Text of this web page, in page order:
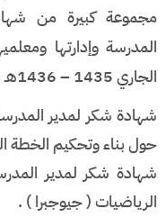
مجموعة كبيرة من
المدرسة وإدارتها
الجاري 1435 – 1436هـ ، والتي منها :
شهادة شكر لمدير
حول بناء وتحكيم الخطة
شهادة شكر لمدير
الرياضيات ( جيوجبرا ) .